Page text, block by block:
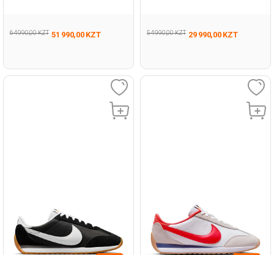
64 990,00 KZT 51 990,00 KZT 54 990,00 KZT 29 990,00 KZT